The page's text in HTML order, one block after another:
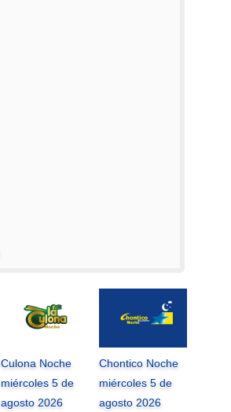
Culona Noche
miércoles 5 de
agosto 2026
Chontico Noche
miércoles 5 de
agosto 2026